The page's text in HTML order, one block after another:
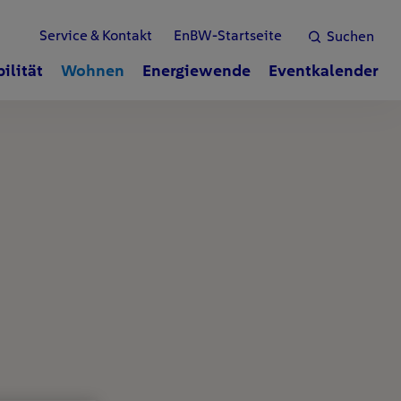
Suchen
Service & Kontakt EnBW-Startseite
Wohnen Energiewende Eventkalender